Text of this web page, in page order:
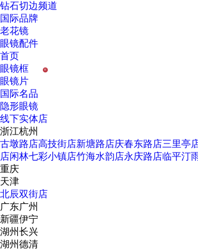
钻石切边频道
国际品牌
老花镜
眼镜配件
首页
H
眼镜框
眼镜片
国际名品
隐形眼镜
线下实体店
浙江杭州
古墩路店高技街店新塘路店庆春东路店三里亭
店闲林七彩小镇店竹海水韵店永庆路店临平汀
重庆
天津
北辰双街店
广东广州
新疆伊宁
湖州长兴
湖州德清